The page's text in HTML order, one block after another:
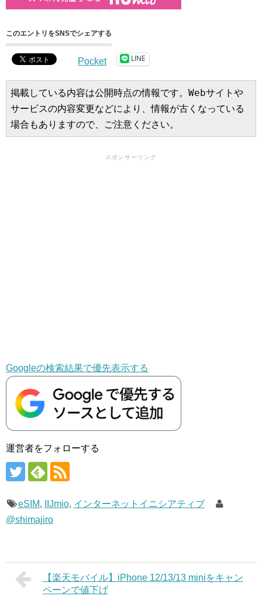
このエントリをSNSでシェアする
Pocket LINE
掲載している内容は公開時点の情報です。Webサイトや
サービスの内容変更などにより、情報が古くなっている
場合もありますので、ご注意ください。
スポンサーリンク
Googleの検索結果で優先表示する
運営者をフォローする
eSIM, IIJmio, インターネットイニシアティブ
@shimajiro
【楽天モバイル】iPhone 12/13/13 miniをキャン
ペーンで値下げ